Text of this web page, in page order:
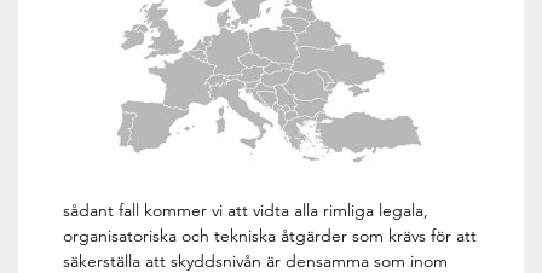
sådant fall kommer vi att vidta alla rimliga legala,
organisatoriska och tekniska åtgärder som krävs för att
säkerställa att skyddsnivån är densamma som inom